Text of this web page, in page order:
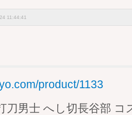
11:44:41
product/1133
刀男士 へし切長谷部 コ